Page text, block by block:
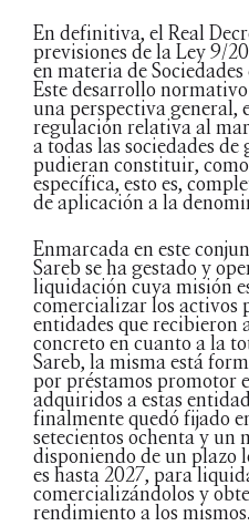
En definitiva, el Real
previsiones de la Ley 9/
en materia de
Este desarrollo
una perspectiva general,
regulación relativa al
a todas las sociedades
pudieran constituir,
específica, esto es,
de aplicación a la
Enmarcada en este
Sareb se ha gestado y
liquidación cuya misión
comercializar los activos
entidades que recibieron
concreto en cuanto a la
Sareb, la misma está
por préstamos promotor
adquiridos a estas
finalmente quedó fijado
setecientos ochenta y un
disponiendo de un plazo
es hasta 2027, para
comercializándolos y
rendimiento a los mismos.